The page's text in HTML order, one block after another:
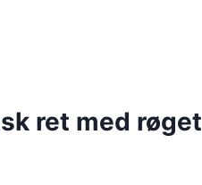
ret med røget